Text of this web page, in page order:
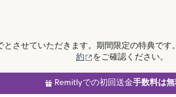
させていただきます。期間限定の特典で
約
（別ウィンドウで開き
をご確認ください。
Remitlyでの初回送金手数料は